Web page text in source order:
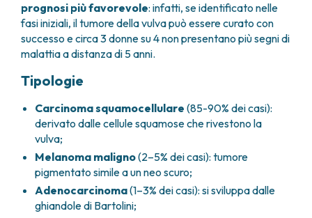
CONSULENZE
CARDIOLOGIA
DIETETICA E NUTRIZIONE CLINICA
GENETICA MEDICA
PNEUMOLOGIA
TERAPIA DEL DOLORE E CURE PALLIATIVE
ALTRE CONSULENZE
RICERCA CLINICA
RICERCA CLINICA E INNOVAZIONE
UNITÀ CLINICA DI FASE I
CLINICAL RESEARCH UNIT (CRU)
prognosi più favorevole: infatti, se identificato nelle
fasi iniziali, il tumore della vulva può essere curato con
successo e circa 3 donne su 4 non presentano più segni di
malattia a distanza di 5 anni.
Tipologie
Carcinoma squamocellulare (85-90% dei casi):
derivato dalle cellule squamose che rivestono la
vulva;
Melanoma maligno(2–5% dei casi): tumore
pigmentato simile a un neo scuro;
Adenocarcinoma(1–3% dei casi): si sviluppa dalle
ghiandole di Bartolini;